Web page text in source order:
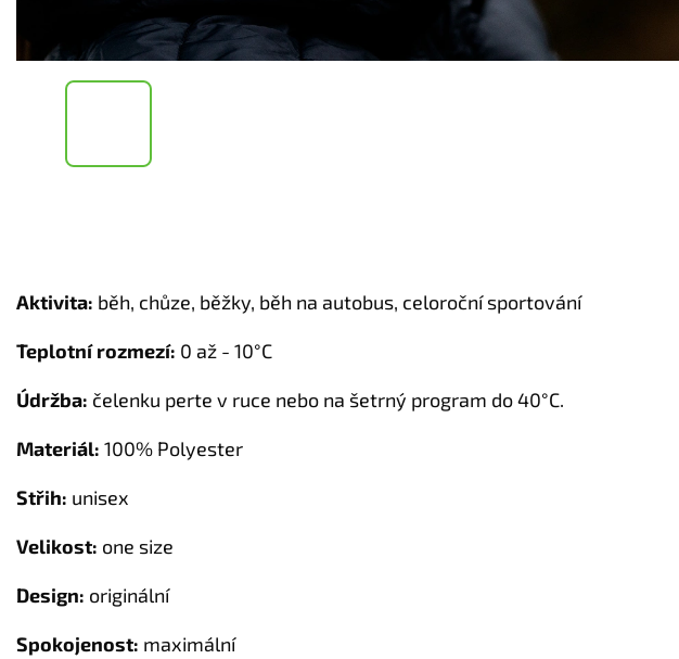
Aktivita: běh, chůze, běžky, běh na autobus, celoroční sportování
Teplotní rozmezí: 0 až - 10°C
Údržba: čelenku perte v ruce nebo na šetrný program do 40°C.
Materiál: 100% Polyester
Střih: unisex
Velikost: one size
Design: originální
Spokojenost: maximální